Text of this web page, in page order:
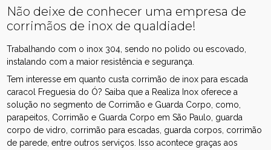
Não deixe de conhecer uma empresa de
corrimãos de inox de qualdiade!
Trabalhando com o inox 304, sendo no polido ou escovado,
instalando com a maior resistência e segurança.
Tem interesse em quanto custa corrimão de inox para escada
caracol Freguesia do Ó? Saiba que a Realiza Inox oferece a
solução no segmento de Corrimão e Guarda Corpo, como,
parapeitos, Corrimão e Guarda Corpo em São Paulo, guarda
corpo de vidro, corrimão para escadas, guarda corpos, corrimão
de parede, entre outros serviços. Isso acontece graças aos